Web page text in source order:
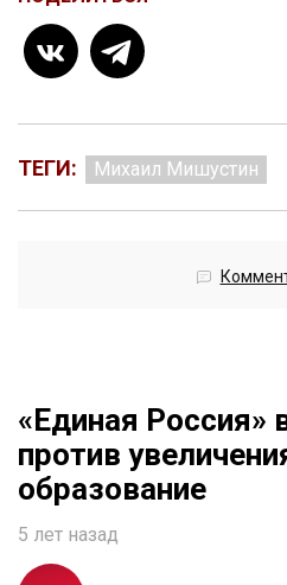
ТЕГИ: Михаил Мишустин
«Единая Россия»
против
образование
5 лет назад